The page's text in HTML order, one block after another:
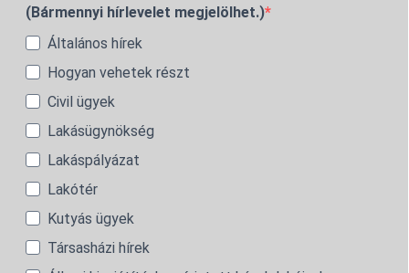
(Bármennyi hírlevelet megjelölhet.)
Általános hírek
Hogyan vehetek részt
Civil ügyek
Lakásügynökség
Lakáspályázat
Lakótér
Kutyás ügyek
Társasházi hírek